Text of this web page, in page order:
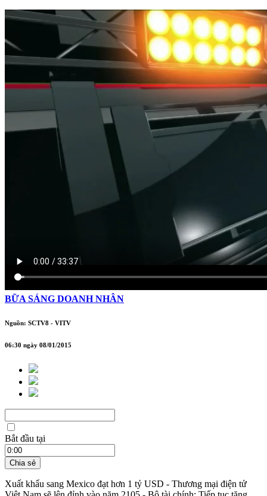
BỮA SÁNG DOANH NHÂN
Nguồn: SCTV8 - VITV
06:30 ngày 08/01/2015
Bắt đầu tại
Chia sẻ
Xuất khẩu sang Mexico đạt hơn 1 tỷ USD - Thương mại điện tử